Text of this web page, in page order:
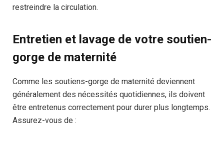
restreindre la circulation.
Entretien et lavage de votre soutien-
gorge de maternité
Comme les soutiens-gorge de maternité deviennent
généralement des nécessités quotidiennes, ils doivent
être entretenus correctement pour durer plus longtemps.
Assurez-vous de :